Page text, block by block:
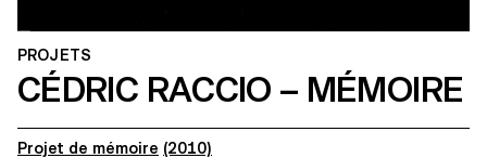
PROJETS
CÉDRIC RACCIO – MÉMOIRE
Projet de mémoire (2010)